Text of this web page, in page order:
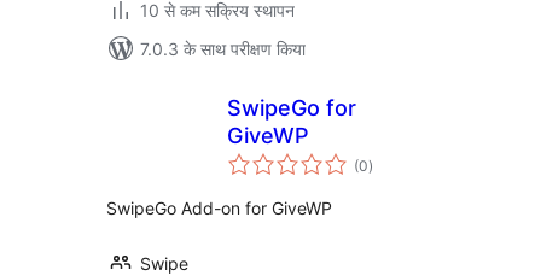
10 से कम सक्रिय स्थापन
7.0.3 के साथ परीक्षण किया
SwipeGo for
GiveWP
(0कुल
दर)
SwipeGo Add-on for GiveWP
Swipe